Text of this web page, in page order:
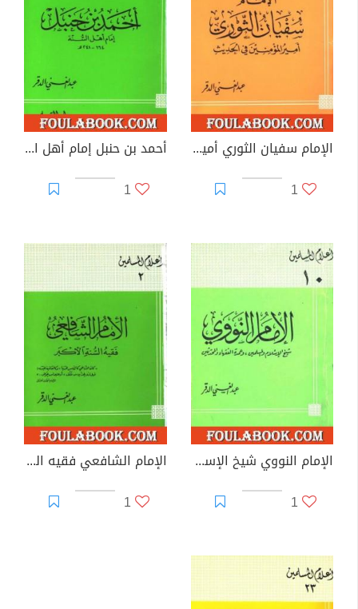
الإمام سفيان الثوري أمير المؤمنين في الحديث
1
أحمد بن حنبل إمام أهل السنة
1
الإمام النووي شيخ الإسلام والمسلمين وعمدة الفقهاء والمحدثين
1
الإمام الشافعي فقيه السنة الأكبر
1